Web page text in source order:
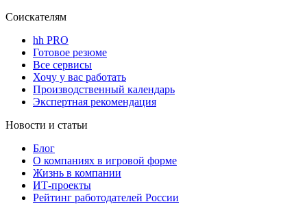
Соискателям
hh PRO
Готовое резюме
Все сервисы
Хочу у вас работать
Производственный календарь
Экспертная рекомендация
Новости и статьи
Блог
О компаниях в игровой форме
Жизнь в компании
ИТ-проекты
Рейтинг работодателей России